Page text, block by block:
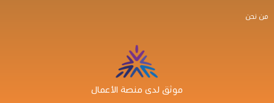
من نحن
موثق لدى منصة الأعمال